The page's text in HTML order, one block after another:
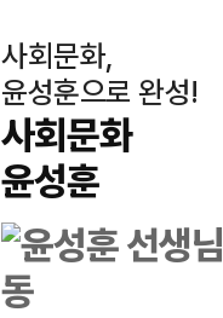
사회문화,
윤성훈으로 완성!
사회문화
윤성훈